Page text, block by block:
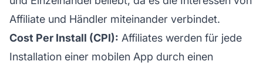
Affiliate und Händler miteinander verbindet.
Cost Per Install (CPI): Affiliates werden für jede
Installation einer mobilen App durch einen